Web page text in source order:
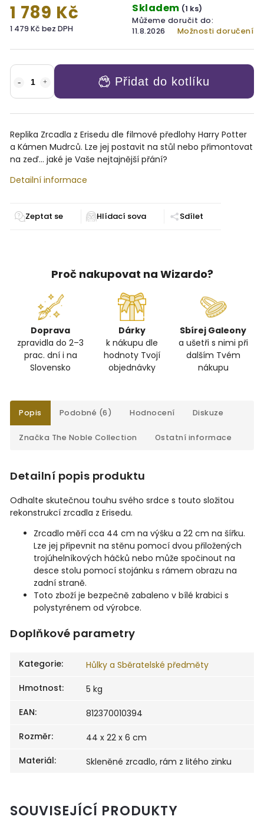
1 789 Kč
1 479 Kč bez DPH
Skladem (1 ks)
Můžeme doručit do:
11.8.2026
Možnosti doručení
Přidat do kotlíku
Replika Zrcadla z Erisedu dle filmové předlohy Harry Potter
a Kámen Mudrců. Lze jej postavit na stůl nebo přimontovat
na zeď... jaké je Vaše nejtajnější přání?
Detailní informace
Zeptat se Sdílet
Proč nakupovat na Wizardo?
Doprava
zpravidla do 2–3
prac. dní i na
Slovensko
Dárky
k nákupu dle
hodnoty Tvojí
objednávky
Sbírej Galeony
a ušetři s nimi při
dalším Tvém
nákupu
Popis Podobné (6) Hodnocení Diskuze
Značka The Noble Collection Ostatní informace
Detailní popis produktu
Odhalte skutečnou touhu svého srdce s touto složitou
rekonstrukcí zrcadla z Erisedu.
Zrcadlo měří cca 44 cm na výšku a 22 cm na šířku.
Lze jej připevnit na stěnu pomocí dvou přiložených
trojúhelníkových háčků nebo může spočinout na
desce stolu pomocí stojánku s rámem obrazu na
zadní straně.
Toto zboží je bezpečně zabaleno v bílé krabici s
polystyrénem od výrobce.
Doplňkové parametry
Kategorie:
Hůlky a Sběratelské předměty
Hmotnost:
5 kg
EAN:
812370010394
Rozměr:
44 x 22 x 6 cm
Materiál: Skleněné zrcadlo, rám z litého zinku
SOUVISEJÍCÍ PRODUKTY